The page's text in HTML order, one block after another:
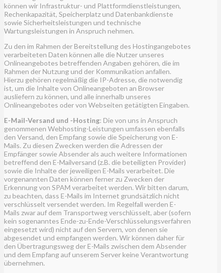
können wir Infrastruktur- und Plattformdienstleistungen,
Rechenkapazität, Speicherplatz und Datenbankdienste
sowie Sicherheitsleistungen und technische
Wartungsleistungen in Anspruch nehmen.
Zu den im Rahmen der Bereitstellung des Hostingangebotes
verarbeiteten Daten können alle die Nutzer unseres
Onlineangebotes betreffenden Angaben gehören, die im
Rahmen der Nutzung und der Kommunikation anfallen.
Hierzu gehören regelmäßig die IP-Adresse, die notwendig
ist, um die Inhalte von Onlineangeboten an Browser
ausliefern zu können, und alle innerhalb unseres
Onlineangebotes oder von Webseiten getätigten Eingaben.
E-Mail-Versand und -Hosting: Die von uns in Anspruch
genommenen Webhosting-Leistungen umfassen ebenfalls
den Versand, den Empfang sowie die Speicherung von E-
Mails. Zu diesen Zwecken werden die Adressen der
Empfänger sowie Absender als auch weitere Informationen
betreffend den E-Mailversand (z.B. die beteiligten Provider)
sowie die Inhalte der jeweiligen E-Mails verarbeitet. Die
vorgenannten Daten können ferner zu Zwecken der
Erkennung von SPAM verarbeitet werden. Wir bitten darum,
zu beachten, dass E-Mails im Internet grundsätzlich nicht
verschlüsselt versendet werden. Im Regelfall werden E-
Mails zwar auf dem Transportweg verschlüsselt, aber (sofern
kein sogenanntes Ende-zu-Ende-Verschlüsselungsverfahren
eingesetzt wird) nicht auf den Servern, von denen sie
abgesendet und empfangen werden. Wir können daher für
den Übertragungsweg der E-Mails zwischen dem Absender
und dem Empfang auf unserem Server keine Verantwortung
übernehmen.